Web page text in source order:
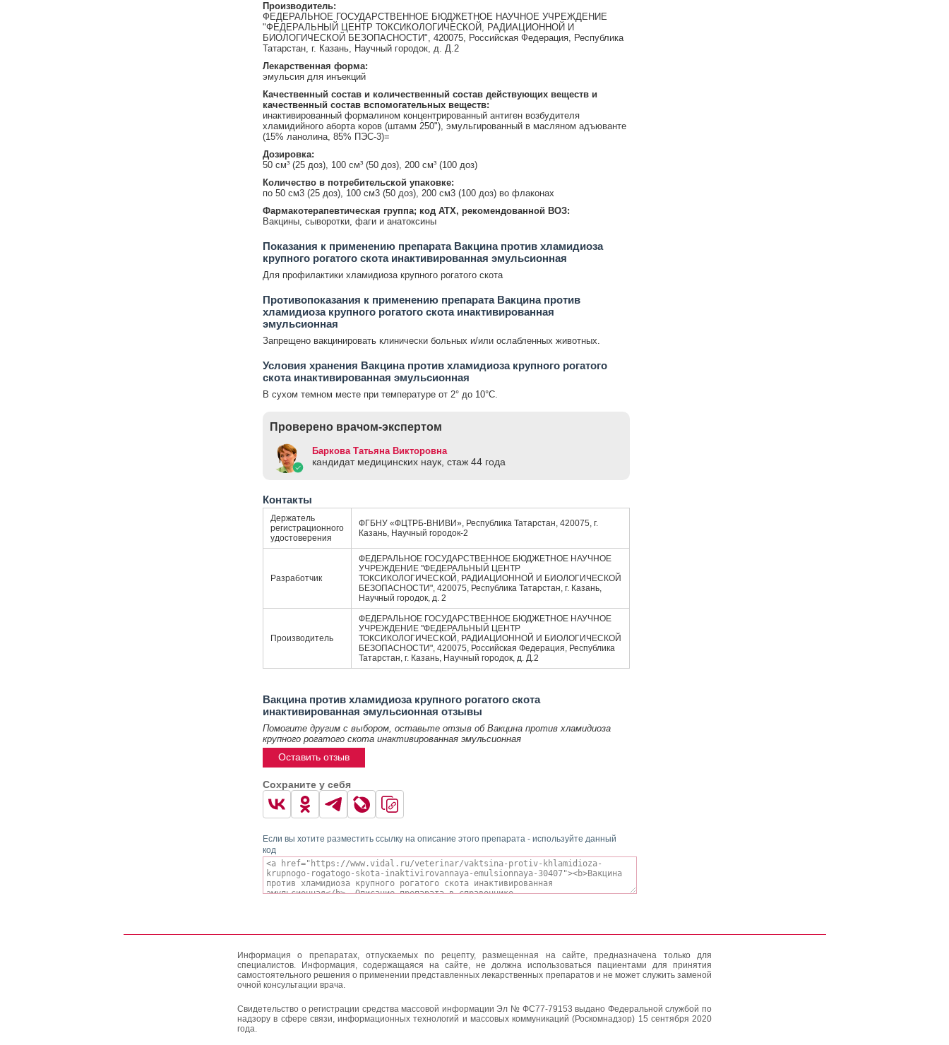
Производитель:
ФЕДЕРАЛЬНОЕ ГОСУДАРСТВЕННОЕ БЮДЖЕТНОЕ НАУЧНОЕ УЧРЕЖДЕНИЕ
"ФЕДЕРАЛЬНЫЙ ЦЕНТР ТОКСИКОЛОГИЧЕСКОЙ, РАДИАЦИОННОЙ И
БИОЛОГИЧЕСКОЙ БЕЗОПАСНОСТИ", 420075, Российская Федерация, Республика
Татарстан, г. Казань, Научный городок, д. Д.2
Лекарственная форма:
эмульсия для инъекций
Качественный состав и количественный состав действующих веществ и
качественный состав вспомогательных веществ:
инактивированный формалином концентрированный антиген возбудителя
хламидийного аборта коров (штамм 250"), эмульгированный в масляном адъюванте
(15% ланолина, 85% ПЭС-3)=
Дозировка:
50 см³ (25 доз), 100 см³ (50 доз), 200 см³ (100 доз)
Количество в потребительской упаковке:
по 50 см3 (25 доз), 100 см3 (50 доз), 200 см3 (100 доз) во флаконах
Фармакотерапевтическая группа; код АТХ, рекомендованной ВОЗ:
Вакцины, сыворотки, фаги и анатоксины
Показания к применению препарата Вакцина против хламидиоза
крупного рогатого скота инактивированная эмульсионная
Для профилактики хламидиоза крупного рогатого скота
Противопоказания к применению препарата Вакцина против
хламидиоза крупного рогатого скота инактивированная
эмульсионная
Запрещено вакцинировать клинически больных и/или ослабленных животных.
Условия хранения Вакцина против хламидиоза крупного рогатого
скота инактивированная эмульсионная
В сухом темном месте при температуре от 2° до 10°С.
Проверено врачом-экспертом
Баркова Татьяна Викторовна
кандидат медицинских наук, стаж 44 годa
Контакты
Держатель
регистрационного
удостоверения
ФГБНУ «ФЦТРБ-ВНИВИ», Республика Татарстан, 420075, г.
Казань, Научный городок-2
Разработчик
ФЕДЕРАЛЬНОЕ ГОСУДАРСТВЕННОЕ БЮДЖЕТНОЕ НАУЧНОЕ
УЧРЕЖДЕНИЕ "ФЕДЕРАЛЬНЫЙ ЦЕНТР
ТОКСИКОЛОГИЧЕСКОЙ, РАДИАЦИОННОЙ И БИОЛОГИЧЕСКОЙ
БЕЗОПАСНОСТИ", 420075, Республика Татарстан, г. Казань,
Научный городок, д. 2
Производитель
ФЕДЕРАЛЬНОЕ ГОСУДАРСТВЕННОЕ БЮДЖЕТНОЕ НАУЧНОЕ
УЧРЕЖДЕНИЕ "ФЕДЕРАЛЬНЫЙ ЦЕНТР
ТОКСИКОЛОГИЧЕСКОЙ, РАДИАЦИОННОЙ И БИОЛОГИЧЕСКОЙ
БЕЗОПАСНОСТИ", 420075, Российская Федерация, Республика
Татарстан, г. Казань, Научный городок, д. Д.2
Вакцина против хламидиоза крупного рогатого скота
инактивированная эмульсионная отзывы
Помогите другим с выбором, оставьте отзыв об Вакцина против хламидиоза
крупного рогатого скота инактивированная эмульсионная
Оставить отзыв
Сохраните у себя
Если вы хотите разместить ссылку на описание этого препарата - используйте данный
код
Информация о препаратах, отпускаемых по рецепту, размещенная на сайте, предназначена только для
специалистов. Информация, содержащаяся на сайте, не должна использоваться пациентами для принятия
самостоятельного решения о применении представленных лекарственных препаратов и не может служить заменой
очной консультации врача.
Свидетельство о регистрации средства массовой информации Эл № ФС77-79153 выдано Федеральной службой по
надзору в сфере связи, информационных технологий и массовых коммуникаций (Роскомнадзор) 15 сентября 2020
года.